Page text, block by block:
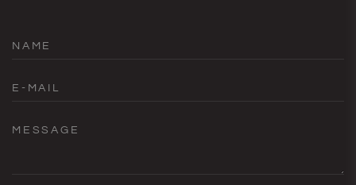
NAME
E-MAIL
MESSAGE